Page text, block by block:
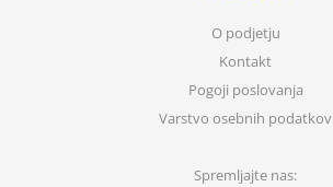
O podjetju
Kontakt
Pogoji poslovanja
Varstvo osebnih podatkov
Spremljajte nas: